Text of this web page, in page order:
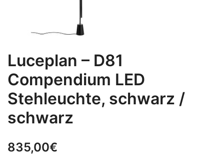
Luceplan – D81
Compendium LED
Stehleuchte, schwarz /
schwarz
835,00€